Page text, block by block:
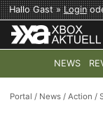
Hallo Gast »Login
NEWS
TOP-THEMEN:
Portal / News /Action /